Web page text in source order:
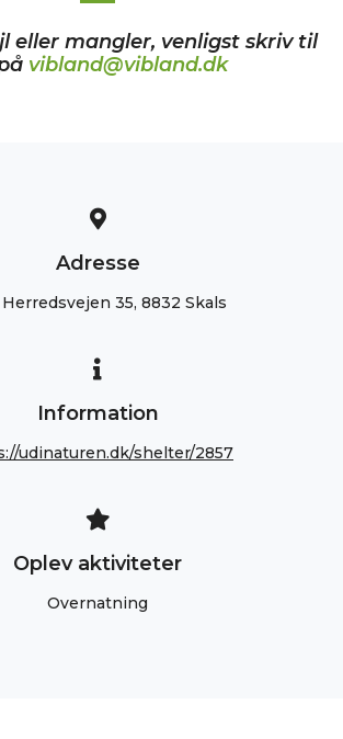
eller mangler, venligst skriv til
vibland@vibland.dk
Adresse
Herredsvejen 35, 8832 Skals
Information
udinaturen.dk/shelter/2857
Oplev aktiviteter
Overnatning